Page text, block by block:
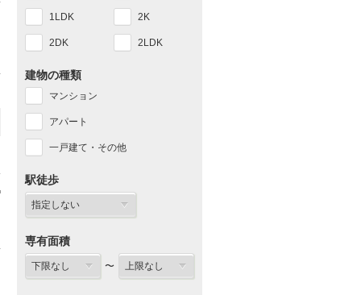
1LDK 2K
2DK 2LDK
建物の種類
マンション
アパート
一戸建て・その他
駅徒歩
専有面積
〜